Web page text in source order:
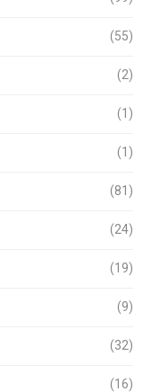
(55)
(2)
(1)
(1)
(81)
(24)
(19)
(9)
(32)
(16)